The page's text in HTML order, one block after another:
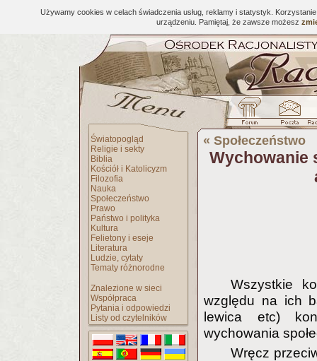
Używamy cookies w celach świadczenia usług, reklamy i statystyk.
urządzeniu. Pamiętaj, że zawsze możesz
Światopogląd
Religie i sekty
Biblia
Kościół i Katolicyzm
Filozofia
Nauka
Społeczeństwo
Prawo
Państwo i polityka
Kultura
Felietony i eseje
Literatura
Ludzie, cytaty
Tematy różnorodne
Znalezione w sieci
Współpraca
Pytania i odpowiedzi
Listy od czytelników
« Społeczeństwo
Wychowanie
Wszystkie
względu na ich
lewica etc)
wychowania
Wręcz